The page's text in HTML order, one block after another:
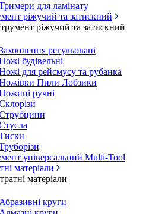
для ламінату
ріжучий та затискний
ріжучий та затискний
регульовані
будівельні
для рейсмусу та рубанка
Пили Лобзики
ручні
універсальний Multi-Tool
матеріали
матеріали
Абразивні круги